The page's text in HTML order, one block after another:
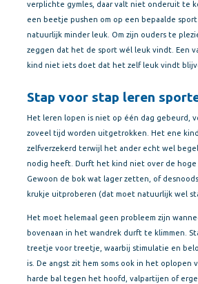
verplichte gymles, daar valt niet onderuit te
een beetje pushen om op een bepaalde
natuurlijk minder leuk. Om zijn ouders te
zeggen dat het de sport wél leuk vindt. Een
kind niet iets doet dat het zelf leuk vindt
Stap voor stap leren
Het leren lopen is niet op één dag gebeurd,
zoveel tijd worden uitgetrokken. Het ene
zelfverzekerd terwijl het ander echt wel
nodig heeft. Durft het kind niet over de hoge
Gewoon de bok wat lager zetten, of
krukje uitproberen (dat moet natuurlijk wel
Het moet helemaal geen probleem zijn
bovenaan in het wandrek durft te klimmen.
treetje voor treetje, waarbij stimulatie en
is. De angst zit hem soms ook in het oplopen
harde bal tegen het hoofd, valpartijen of